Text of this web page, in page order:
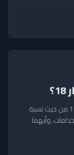
تعرف على الفرق بين ذهب عيار 21 وذهب عيار 18 من حيث نسبة
وأيهما